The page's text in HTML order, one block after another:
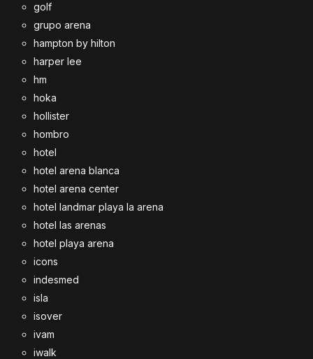
golf
grupo arena
hampton by hilton
harper lee
hm
hoka
hollister
hombro
hotel
hotel arena blanca
hotel arena center
hotel landmar playa la arena
hotel las arenas
hotel playa arena
icons
indesmed
isla
isover
ivam
iwalk